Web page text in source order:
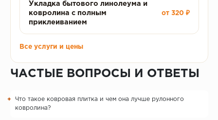
Укладка бытового линолеума и
ковролина с полным
приклеиванием
от 320 ₽
Все услуги и цены
ЧАСТЫЕ ВОПРОСЫ И ОТВЕТЫ
Что такое ковровая плитка и чем она лучше рулонного
ковролина?